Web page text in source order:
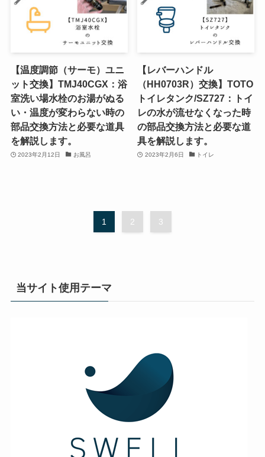
【温度調節（サーモ）ユニ
ット交換】TMJ40CGX：浴
室洗い場水栓のお湯がぬる
い・温度が変わらない時の
部品交換方法と必要な道具
を解説します。
2023年2月12日 お風呂
【レバーハンドル
（HH0703R）交換】TOTO
トイレタンク/SZ727：トイ
レの水が流せなくなった時
の部品交換方法と必要な道
具を解説します。
2023年2月6日 トイレ
1 2 3
当サイト使用テーマ